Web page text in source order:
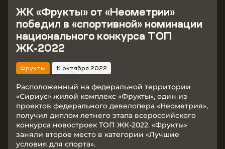
Фрукты 11 октября 2022
ЖК «Фрукты» от «Неометрии»
победил в «спортивной» номинации
национального конкурса ТОП
ЖК-2022
Расположенный на федеральной территории
«Сириус» жилой комплекс «Фрукты», один из
проектов федерального девелопера «Неометрия»,
получил диплом летнего этапа всероссийского
конкурса новостроек ТОП ЖК-2022. «Фрукты»
заняли второе место в категории «Лучшие
условия для спорта».